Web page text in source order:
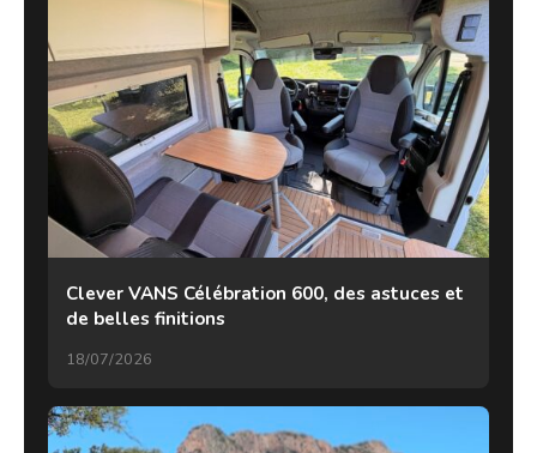
Clever VANS Célébration 600, des astuces et
de belles finitions
18/07/2026